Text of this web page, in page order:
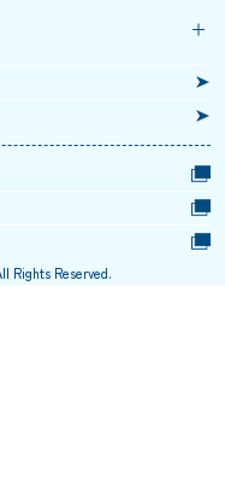
Rights Reserved.